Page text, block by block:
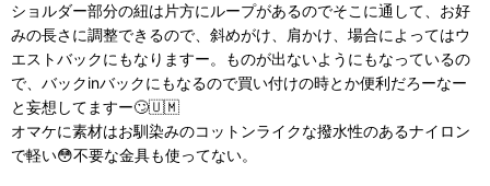
ショルダー部分の紐は片方にループがあるのでそこに通して、お好
みの長さに調整できるので、斜めがけ、肩かけ、場合によってはウ
エストバックにもなりますー。ものが出ないようにもなっているの
で、バックinバックにもなるので買い付けの時とか便利だろーなー
と妄想してますー🙄🇺🇲
オマケに素材はお馴染みのコットンライクな撥水性のあるナイロン
で軽い😳不要な金具も使ってない。